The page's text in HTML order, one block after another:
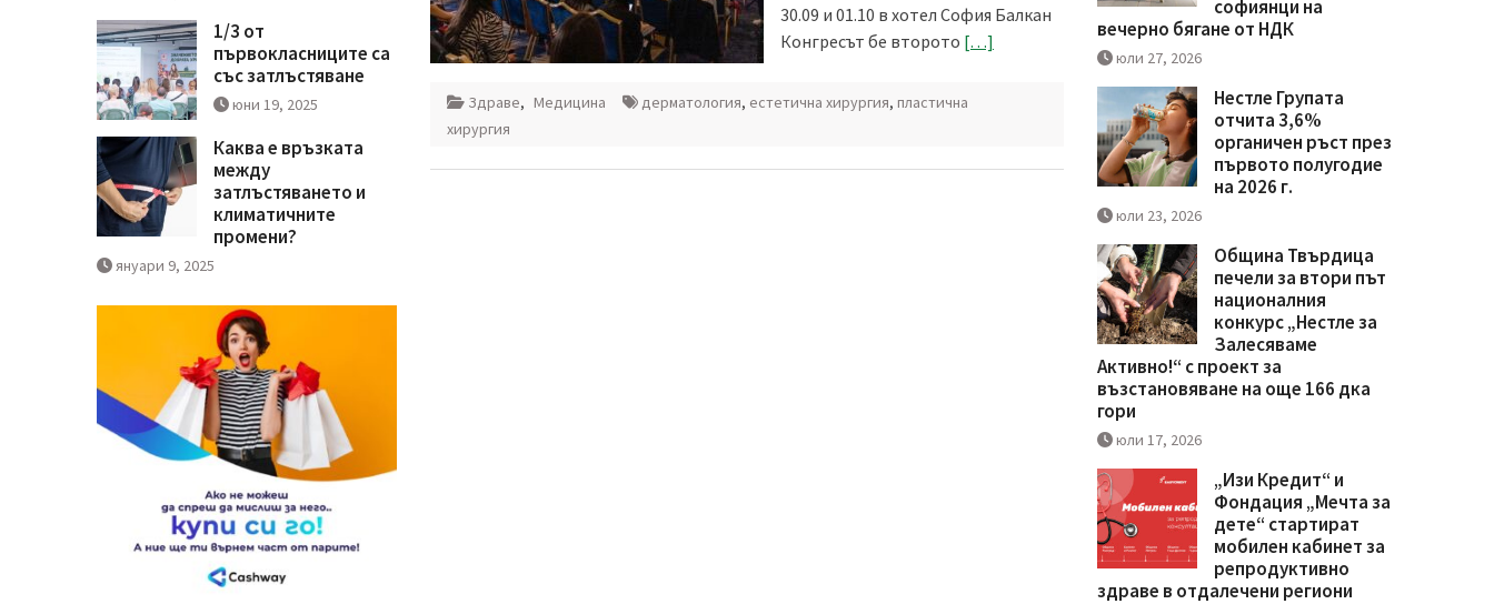
30.09 и 01.10 в хотел София Балкан
Конгресът бе второто […]
Здраве, Медицина дерматология, естетична хирургия, пластична
хирургия
софиянци на
вечерно бягане от НДК
юли 27, 2026
Нестле Групата
отчита 3,6%
органичен ръст през
първото полугодие
на 2026 г.
юли 23, 2026
Община Твърдица
печели за втори път
националния
конкурс „Нестле за
Залесяваме
Активно!“ с проект за
възстановяване на още 166 дка
гори
юли 17, 2026
„Изи Кредит“ и
Фондация „Мечта за
дете“ стартират
мобилен кабинет за
репродуктивно
здраве в отдалечени региони
1/3 от
първокласниците са
със затлъстяване
юни 19, 2025
Каква е връзката
между
затлъстяването и
климатичните
промени?
януари 9, 2025